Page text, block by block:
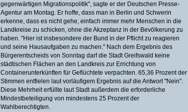
gegenwärtigen Migrationspolitik", sagte er der Deutschen Presse-
Agentur am Montag. Er hoffe, dass man in Berlin und Schwerin
erkenne, dass es nicht gehe, einfach immer mehr Menschen in die
Landkreise zu schicken, ohne die Akzeptanz in der Bevölkerung zu
haben. "Hier ist insbesondere der Bund in der Pflicht zu reagieren
und seine Hausaufgaben zu machen." Nach dem Ergebnis des
Bürgerentscheids von Sonntag darf die Stadt Greifswald keine
städtischen Flächen an den Landkreis zur Errichtung von
Containerunterkünften für Geflüchtete verpachten. 65,36 Prozent der
Stimmen entfielen laut vorläufigem Ergebnis auf die Antwort "Nein".
Diese Mehrheit erfüllte laut Stadt außerdem die erforderliche
Mindestbeteiligung von mindestens 25 Prozent der
Wahlberechtigten.